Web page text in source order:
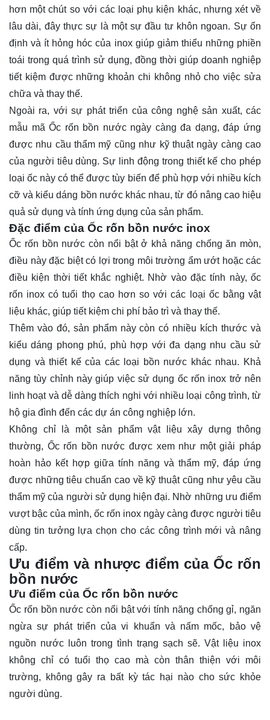
hơn một chút so với các loại phụ kiện khác, nhưng xét về
lâu dài, đây thực sự là một sự đầu tư khôn ngoan. Sự ổn
định và ít hỏng hóc của inox giúp giảm thiểu những phiền
toái trong quá trình sử dụng, đồng thời giúp doanh nghiệp
tiết kiệm được những khoản chi không nhỏ cho việc sửa
chữa và thay thế.
Ngoài ra, với sự phát triển của công nghệ sản xuất, các
mẫu mã Ốc rốn bồn nước ngày càng đa dạng, đáp ứng
được nhu cầu thẩm mỹ cũng như kỹ thuật ngày càng cao
của người tiêu dùng. Sự linh động trong thiết kế cho phép
loại ốc này có thể được tùy biến để phù hợp với nhiều kích
cỡ và kiểu dáng bồn nước khác nhau, từ đó nâng cao hiệu
quả sử dụng và tính ứng dụng của sản phẩm.
Đặc điểm của Ốc rốn bồn nước inox
Ốc rốn bồn nước còn nổi bật ở khả năng chống ăn mòn,
điều này đặc biệt có lợi trong môi trường ẩm ướt hoặc các
điều kiện thời tiết khắc nghiệt. Nhờ vào đặc tính này, ốc
rốn inox có tuổi thọ cao hơn so với các loại ốc bằng vật
liệu khác, giúp tiết kiệm chi phí bảo trì và thay thế.
Thêm vào đó, sản phẩm này còn có nhiều kích thước và
kiểu dáng phong phú, phù hợp với đa dạng nhu cầu sử
dụng và thiết kế của các loại bồn nước khác nhau. Khả
năng tùy chỉnh này giúp việc sử dụng ốc rốn inox trở nên
linh hoạt và dễ dàng thích nghi với nhiều loại công trình, từ
hộ gia đình đến các dự án công nghiệp lớn.
Không chỉ là một sản phẩm vật liệu xây dựng thông
thường, Ốc rốn bồn nước được xem như một giải pháp
hoàn hảo kết hợp giữa tính năng và thẩm mỹ, đáp ứng
được những tiêu chuẩn cao về kỹ thuật cũng như yêu cầu
thẩm mỹ của người sử dụng hiện đại. Nhờ những ưu điểm
vượt bậc của mình, ốc rốn inox ngày càng được người tiêu
dùng tin tưởng lựa chọn cho các công trình mới và nâng
cấp.
Ưu điểm và nhược điểm của Ốc rốn
bồn nước
Ưu điểm của Ốc rốn bồn nước
Ốc rốn bồn nước còn nổi bật với tính năng chống gỉ, ngăn
ngừa sự phát triển của vi khuẩn và nấm mốc, bảo vệ
nguồn nước luôn trong tình trạng sạch sẽ. Vật liệu inox
không chỉ có tuổi thọ cao mà còn thân thiện với môi
trường, không gây ra bất kỳ tác hại nào cho sức khỏe
người dùng.